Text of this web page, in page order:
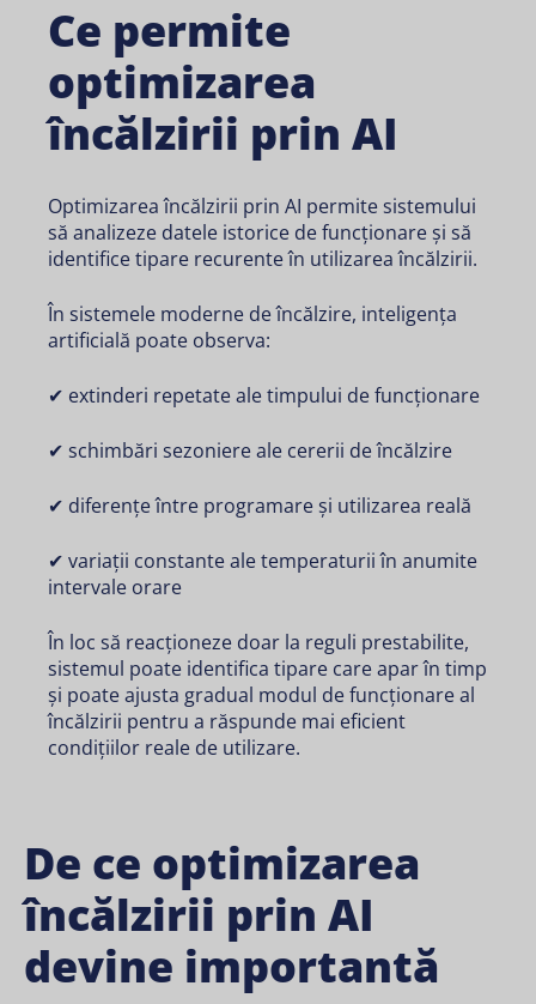
Ce permite
optimizarea
încălzirii prin AI
Optimizarea încălzirii prin AI permite sistemului
să analizeze datele istorice de funcționare și să
identifice tipare recurente în utilizarea încălzirii.
În sistemele moderne de încălzire, inteligența
artificială poate observa:
✔ extinderi repetate ale timpului de funcționare
✔ schimbări sezoniere ale cererii de încălzire
✔ diferențe între programare și utilizarea reală
✔ variații constante ale temperaturii în anumite
intervale orare
În loc să reacționeze doar la reguli prestabilite,
sistemul poate identifica tipare care apar în timp
și poate ajusta gradual modul de funcționare al
încălzirii pentru a răspunde mai eficient
condițiilor reale de utilizare.
De ce optimizarea
încălzirii prin AI
devine importantă